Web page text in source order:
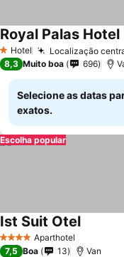
1 Estrelas
Hotel Localização
Royal Palas Hotel
8,3 Muito boa 696
Selecione as datas
exatos.
Escolha popular
4 EstrelasAparthotel
Ist Suit OtelVer
7,5 Boa 13 Van